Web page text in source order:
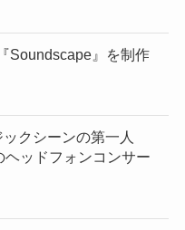
Soundscape』を制作
クシーンの第一人
ッドフォンコンサー